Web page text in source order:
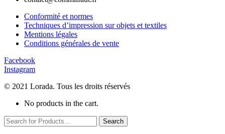
Conformité et normes
Techniques d’impression sur objets et textiles
Mentions légales
Conditions générales de vente
Facebook
Instagram
© 2021 Lorada. Tous les droits réservés
No products in the cart.
Search